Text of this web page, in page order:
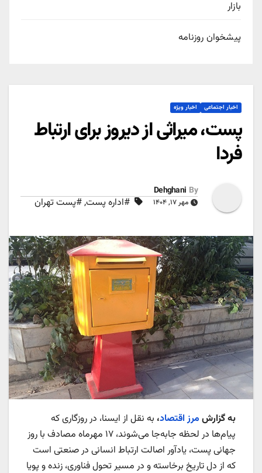
بازار
پیشخوان روزنامه
اخبار اجتماعی اخبار ویژه
پست، میراثی از دیروز برای ارتباط
فردا
By
Dehghani
مهر ۱۷, ۱۴۰۴ #اداره پست,#پست تهران
به گزارش مرز اقتصاد، به نقل از ایسنا، در روزگاری که
پیام‌ها در لحظه جابه‌جا می‌شوند، ۱۷ مهرماه مصادف با روز
جهانی پست، یادآور اصالت ارتباط انسانی در صنعتی است
که از دل تاریخ برخاسته و در مسیر تحول فناوری، زنده و پویا